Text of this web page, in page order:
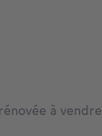
à vendre